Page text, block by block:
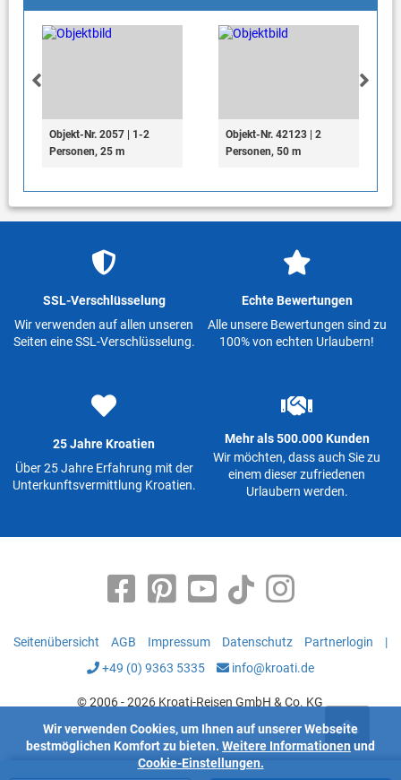
Objekt-Nr. 2057 | 1-2
Personen, 25 m
Objekt-Nr. 42123 | 2
Personen, 50 m
SSL-Verschlüsselung
Wir verwenden auf allen unseren
Seiten eine SSL-Verschlüsselung.
Echte Bewertungen
Alle unsere Bewertungen sind zu
100% von echten Urlaubern!
25 Jahre Kroatien
Über 25 Jahre Erfahrung mit der
Unterkunftsvermittlung Kroatien.
Mehr als 500.000 Kunden
Wir möchten, dass auch Sie zu
einem dieser zufriedenen
Urlaubern werden.
Seitenübersicht AGB Impressum Datenschutz Partnerlogin
|
+49 (0) 9363 5335
info@kroati.de
© 2006 - 2026 Kroati-Reisen GmbH & Co. KG
Wir verwenden Cookies, um Ihnen auf unserer Webseite
bestmöglichen Komfort zu bieten. Weitere Informationen und
Cookie-Einstellungen.